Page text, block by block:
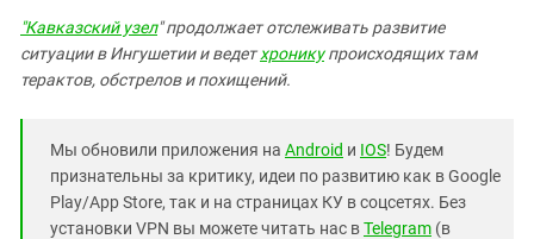
"Кавказский узел" продолжает отслеживать развитие
ситуации в Ингушетии и ведетхроникупроисходящих там
терактов, обстрелов и похищений.
Мы обновили приложения на Android и IOS! Будем
признательны за критику, идеи по развитию как в Google
Play/App Store, так и на страницах КУ в соцсетях. Без
установки VPN вы можете читать нас вTelegram (в